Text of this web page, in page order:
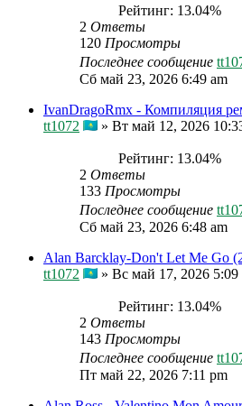
Рейтинг: 13.04%
2 Ответы
120 Просмотры
Последнее сообщение
Сб май 23, 2026 6:49 am
IvanDragoRmx - Компиляция
tt1072
» Вт май 12, 2026
Рейтинг: 13.04%
2 Ответы
133 Просмотры
Последнее сообщение
Сб май 23, 2026 6:48 am
Alan Barcklay-Don't Let Me Go
tt1072
» Вс май 17, 2026 5:09
Рейтинг: 13.04%
2 Ответы
143 Просмотры
Последнее сообщение
Пт май 22, 2026 7:11 pm